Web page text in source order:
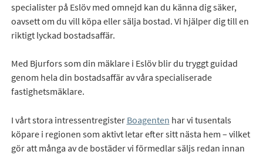
specialister på Eslöv med omnejd kan du känna dig säker,
oavsett om du vill köpa eller sälja bostad. Vi hjälper dig till en
riktigt lyckad bostadsaffär.
Med Bjurfors som din mäklare i Eslöv blir du tryggt guidad
genom hela din bostadsaffär av våra specialiserade
fastighetsmäklare.
I vårt stora intressentregister Boagenten har vi tusentals
köpare i regionen som aktivt letar efter sitt nästa hem – vilket
gör att många av de bostäder vi förmedlar säljs redan innan